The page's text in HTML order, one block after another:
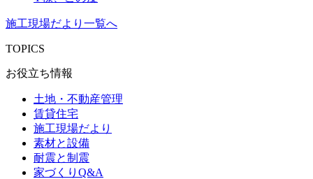
施工現場だより一覧へ
TOPICS
お役立ち情報
土地・不動産管理
賃貸住宅
施工現場だより
素材と設備
耐震と制震
家づくりQ&A